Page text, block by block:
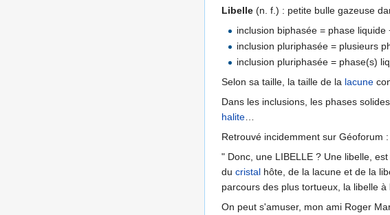
Libelle (n. f.) : petite bulle gazeuse
inclusion biphasée = phase
inclusion pluriphasée = plusieurs
inclusion pluriphasée = phase(s)
Selon sa taille, la taille de la lacune
Dans les inclusions, les phases
halite…
Retrouvé incidemment sur Géoforum :
" Donc, une LIBELLE ? Une libelle,
du cristal hôte, de la lacune et de la
parcours des plus tortueux, la libelle
On peut s'amuser, mon ami Roger